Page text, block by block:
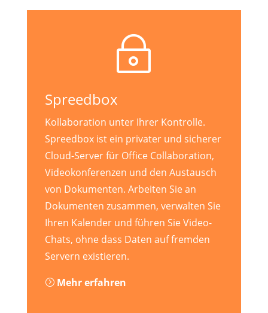
~
Spreedbox
Kollaboration unter Ihrer Kontrolle.
Spreedbox ist ein privater und sicherer
Cloud-Server für Office Collaboration,
Videokonferenzen und den Austausch
von Dokumenten. Arbeiten Sie an
Dokumenten zusammen, verwalten Sie
Ihren Kalender und führen Sie Video-
Chats, ohne dass Daten auf fremden
Servern existieren.
=Mehr erfahren